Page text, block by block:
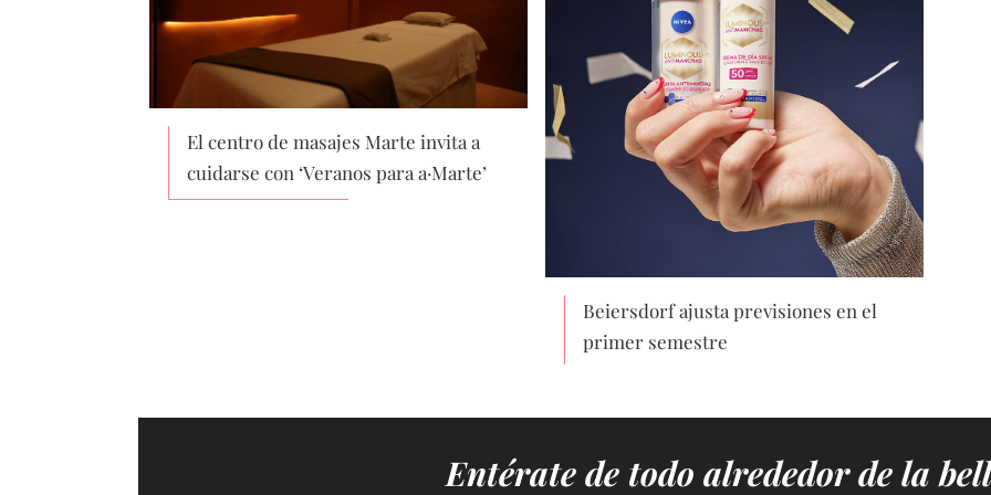
El centro de masajes Marte invita a
cuidarse con ‘Veranos para a·Marte’
Beiersdorf ajusta previsiones en el
primer semestre
Entérate de todo alrededor de la